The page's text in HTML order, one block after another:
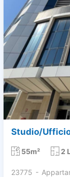
Studio/
55m² 2
23775 -